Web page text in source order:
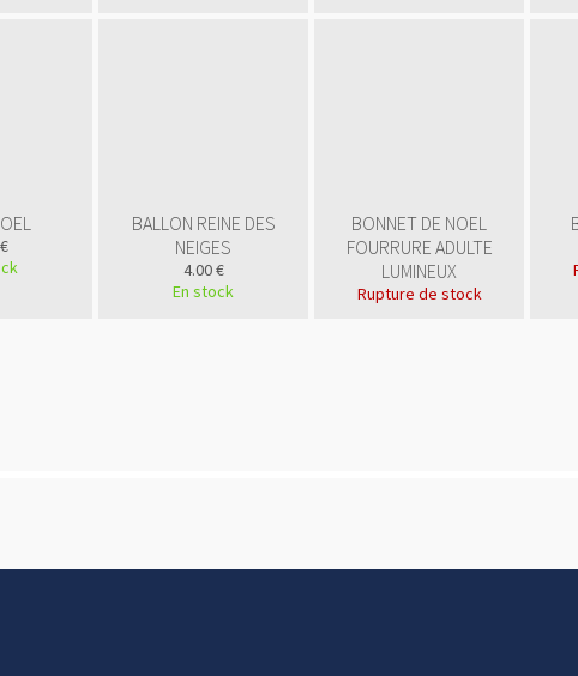
BALLON REINE DES
NEIGES
4.00 €
En stock
BONNET DE NOEL
FOURRURE ADULTE
LUMINEUX
Rupture de stock